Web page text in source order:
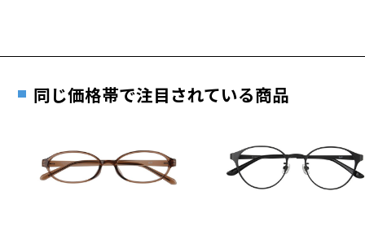
20.9g
※着脱式サングラス：デモレンズ、アタッチメント込みの重さ
タイプ
す。
もっと見る
実店舗で度数を測定いただけます
お近くのZoff実店舗にて度数を測定いただけます（無料）。
その際は記入用紙をダウンロードしてお使いください。
ダウンロード
同じ価格帯で注目されている商品